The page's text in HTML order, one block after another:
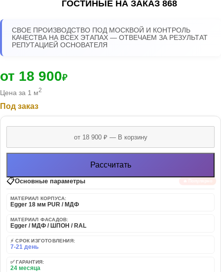
ГОСТИНЫЕ НА ЗАКАЗ 868
СВОЕ ПРОИЗВОДСТВО ПОД МОСКВОЙ И КОНТРОЛЬ
КАЧЕСТВА НА ВСЕХ ЭТАПАХ — ОТВЕЧАЕМ ЗА РЕЗУЛЬТАТ
РЕПУТАЦИЕЙ ОСНОВАТЕЛЯ
от 18 900₽
Цена за 1 м2
Под заказ
Рассчитать
📋Основные параметры
МАТЕРИАЛ КОРПУСА:
Egger 18 мм PUR / МДФ
МАТЕРИАЛ ФАСАДОВ:
Egger / МДФ / ШПОН / RAL
⚡ СРОК ИЗГОТОВЛЕНИЯ:
7-21 день
✅ ГАРАНТИЯ:
24 месяца